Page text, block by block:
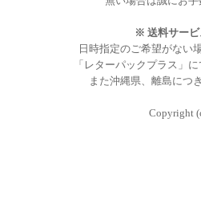
※ 送料サービ
日時指定のご希望がない
「レターパックプラス」
また沖縄県、離島につ
Copyright